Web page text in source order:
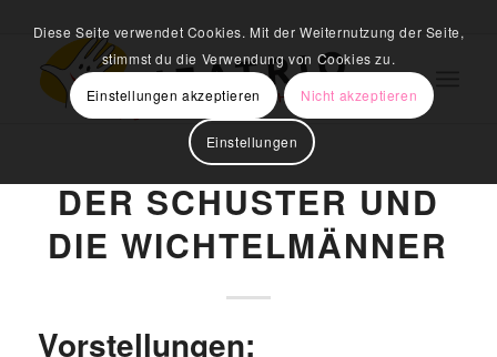
DER SCHUSTER UND
DIE WICHTELMÄNNER
Vorstellungen:
Diese Seite verwendet Cookies. Mit der Weiternutzung der Seite,
stimmst du die Verwendung von Cookies zu.
Einstellungen akzeptieren
Nicht akzeptieren
Einstellungen